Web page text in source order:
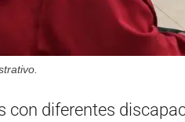
con diferentes